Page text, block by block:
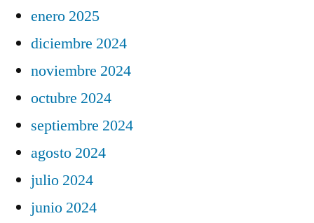
enero 2025
diciembre 2024
noviembre 2024
octubre 2024
septiembre 2024
agosto 2024
julio 2024
junio 2024